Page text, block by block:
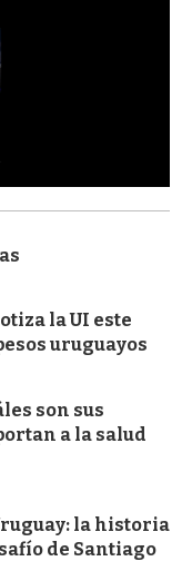
la UI este
uruguayos
son sus
a la salud
la historia
de Santiago